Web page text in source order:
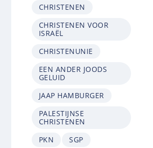
CHRISTENEN
CHRISTENEN VOOR
ISRAËL
CHRISTENUNIE
EEN ANDER JOODS
GELUID
JAAP HAMBURGER
PALESTIJNSE
CHRISTENEN
PKN
SGP